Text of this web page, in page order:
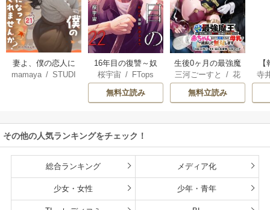
妻よ、僕の恋人に
なってくれません
mamaya /STUDI
16年目の復讐～奴
らを地獄に送るま
で
桜宇宙 / FTops
無料立読み
生後0ヶ月の最強魔
王 食べるだけ強
くなるチート能力
持ち転生者だけど
雄たちの母乳で成
三河ごーすと /花
房雪 / マップ
無料立読み
解
寺
その他の人気ランキングをチェック！
総合ランキング メディア化
少女・女性 少年・青年